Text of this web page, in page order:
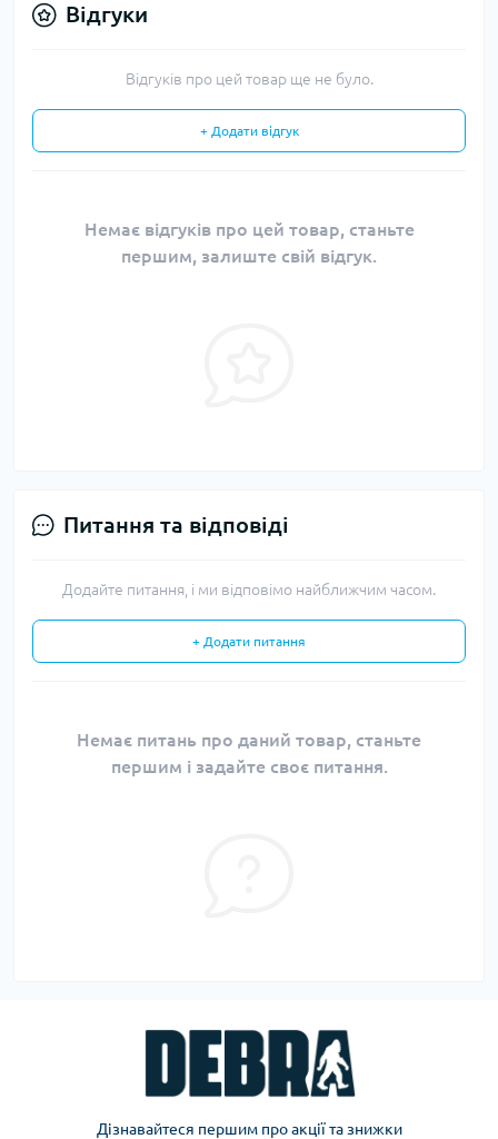
Відгуки
Відгуків про цей товар ще не було.
+ Додати відгук
Немає відгуків про цей товар, станьте
першим, залиште свій відгук.
Питання та відповіді
Додайте питання, і ми відповімо найближчим часом.
+ Додати питання
Немає питань про даний товар, станьте
першим і задайте своє питання.
Дізнавайтеся першим про акції та знижки